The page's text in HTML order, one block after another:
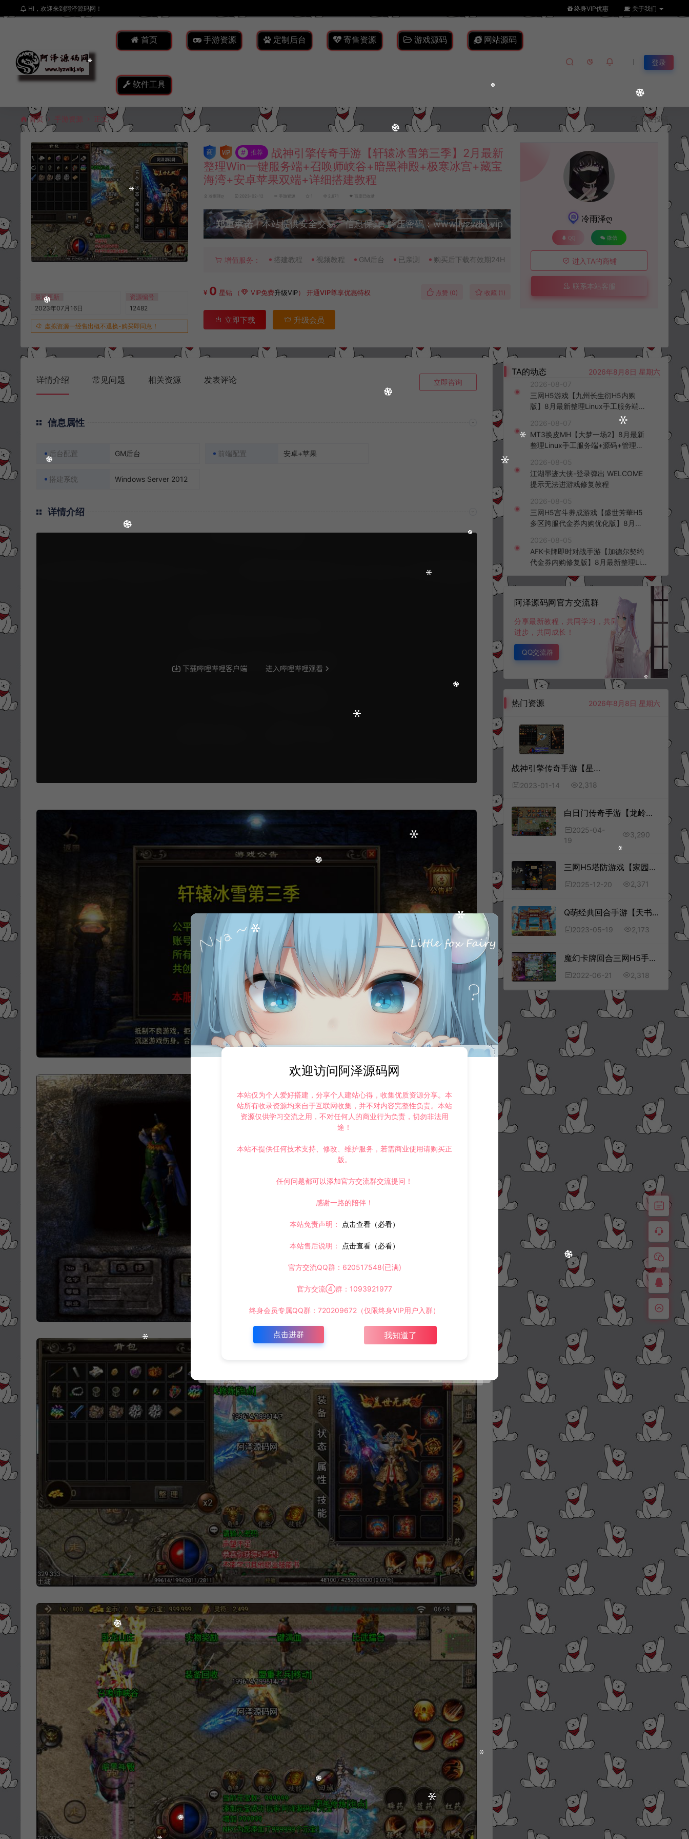
HI，欢迎来到阿泽源码网！ 终身VIP优惠 关于我们
首页 手游资源 定制后台 寄售资源 游戏源码 网站源码
软件工具
登录
首页 手游资源 正文 我要投稿
最近更新
2023年07月16日
资源编号
12482
虚拟资源一经售出概不退换-购买即同意！
# 推荐
战神引擎传奇手游【轩辕冰雪第三季】2月最新
整理Win一键服务端+召唤师峡谷+暗黑神殿+极寒冰宫+藏宝
海湾+安卓苹果双端+详细搭建教程
冷雨泽ღ 2023-02-12 手游资源 1 2,671 百度已收录
郑重承诺丨本站提供安全交易、信息保真! 解压密码：www.lyzwlkj.vip
升级会员
增值服务： 搭建教程 视频教程 GM后台 已亲测 购买后下载有效期24H
¥ 0 星钻 （ VIP免费升级VIP）开通VIP尊享优惠特权 点赞 (0) 收藏 (1)
立即下载 升级会员
冷雨泽ღ
QQ 微信
进入TA的商铺
联系本站客服
详情介绍 常见问题 相关资源 发表评论 立即咨询
信息属性
后台配置 GM后台 前端配置 安卓+苹果
搭建系统 Windows Server 2012
详情介绍
TA的动态
2026年8月8日 星期六
2026-08-07
三网H5游戏【九州长生衍H5内购
版】8月最新整理Linux手工服务端
+管理后台+GM授权后台+简易安卓
客户端+详细搭建教程+视频教程
2026-08-07
MT3换皮MH【大梦一场2】8月最新
整理Linux手工服务端+源码+管理后
频教程
2026-08-05
江湖墨迹大侠-登录弹出 WELCOME
提示无法进游戏修复教程
2026-08-05
三网H5宫斗养成游戏【盛世芳華H5
多区跨服代金券内购优化版】8月最
台+全资源安卓+详细搭建教程+视频
教程
2026-08-05
AFK卡牌即时对战手游【加德尔契约
代金券内购修复版】8月最新整理Lin
K授权后台+安卓苹果双端+详细搭建
阿泽源码网官方交流群
分享最新教程，共同学习，共同
进步，共同成长！
QQ交流群
热门资源 2026年8月8日 星期六
战神引擎传奇手游【星辰破单职业五大陆】1月最新整理Win一键服务端+星座系统+元神系统+GM后台+安卓苹果双端+详细搭建教程
2023-01-14 2,318
白日门传奇手游【龙岭迷窟快刀多区跨服完整版】4月最新整理Win一键服务端+全套客户端源码+服务端源码+管理后台+GM授权后台+安卓苹果双端+详细搭建教程+视频教程
2025-04-
19
3,290
三网H5塔防游戏【家园物语H5】12月最新整理Linux手工服务端+Win一键服务端+解压即玩+简易安卓客户端+详细搭建教程
2025-12-20 2,371
Q萌经典回合手游【天书奇谈防官版】5月最新整理Linux手工服务端+CDK授权后台+安卓苹果双端+详细搭建教程+视频教程
2023-05-19 2,173
魔幻卡牌回合三网H5手游【部落远征】6月最新整理Win一键服务端+GM后台+详细搭建教程
2022-06-21 2,318
欢迎访问阿泽源码网
本站仅为个人爱好搭建，分享个人建站心得，收集优质资源分享。本
站所有收录资源均来自于互联网收集，并不对内容完整性负责。本站
资源仅供学习交流之用，不对任何人的商业行为负责，切勿非法用
途！
本站不提供任何技术支持、修改、维护服务，若需商业使用请购买正
版。
任何问题都可以添加官方交流群交流提问！
感谢一路的陪伴！
本站免责声明： 点击查看（必看）
本站售后说明： 点击查看（必看）
官方交流QQ群：620517548(已满)
官方交流④群：1093921977
终身会员专属QQ群：720209672（仅限终身VIP用户入群）
点击进群 我知道了